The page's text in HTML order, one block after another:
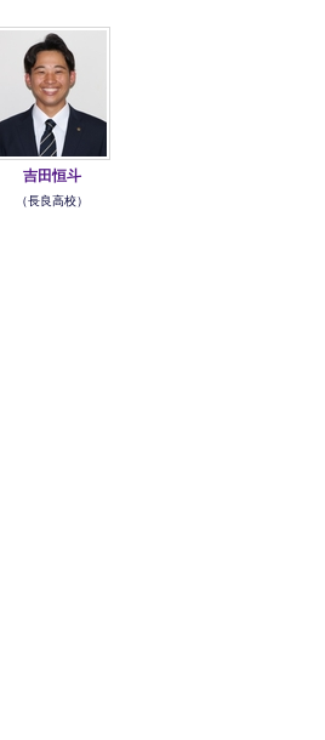
吉田恒斗
（長良高校）